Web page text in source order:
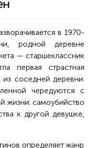
в 1970-
родной деревне
— старшеклассник
первая страстная
соседней деревни.
чередуются с
жизни: самоубийство
к другой девушке,
определяет жанр